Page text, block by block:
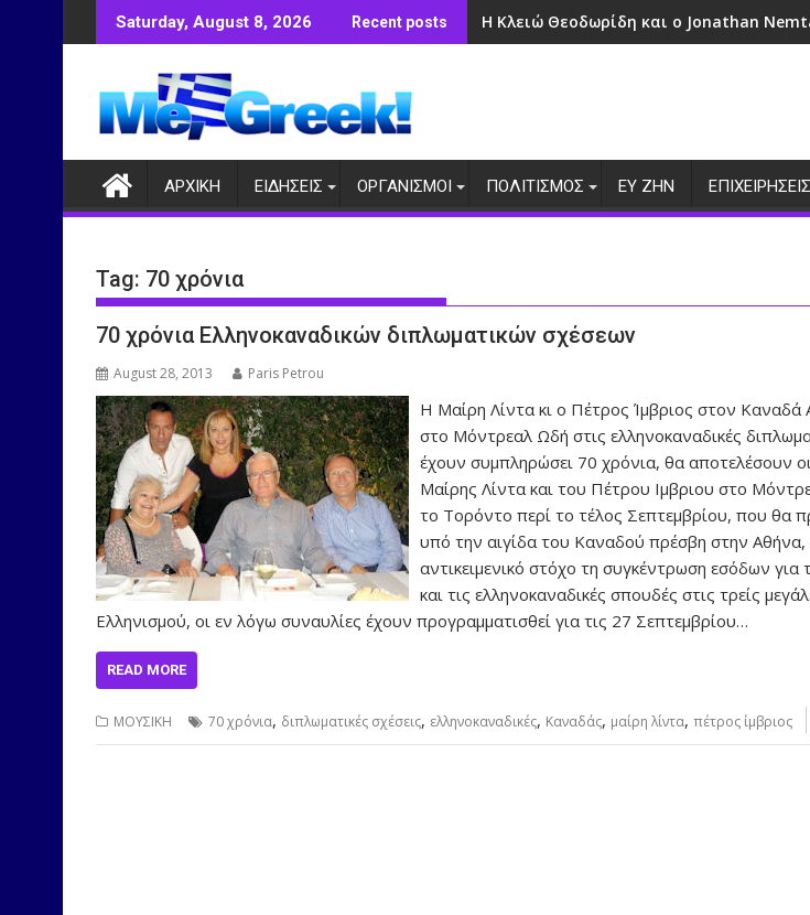
to
Saturday, August 8, 2026 Recent posts Η Κλειώ Θεοδωρίδη και ο Jonathan
ΑΡΧΙΚΗ ΕΙΔΗΣΕΙΣ ΟΡΓΑΝΙΣΜΟΙ ΠΟΛΙΤΙΣΜΟΣ ΕΥ ΖΗΝ ΕΠΙΧΕΙΡΗΣΕΙΣ
Tag: 70 χρόνια
70 χρόνια Ελληνοκαναδικών διπλωματικών σχέσεων
August 28, 2013 Paris Petrou
Η Μαίρη Λίντα κι ο Πέτρος Ίμβριος στον Καναδά
στο Μόντρεαλ Ωδή στις ελληνοκαναδικές
έχουν συμπληρώσει 70 χρόνια, θα αποτελέσουν
Μαίρης Λίντα και του Πέτρου Ιμβριου στο
το Τορόντο περί το τέλος Σεπτεμβρίου, που θα
υπό την αιγίδα του Καναδού πρέσβη στην
αντικειμενικό στόχο τη συγκέντρωση εσόδων για
και τις ελληνοκαναδικές σπουδές στις τρείς
Ελληνισμού, οι εν λόγω συναυλίες έχουν προγραμματισθεί για τις 27 Σεπτεμβρίου…
READ MORE
ΜΟΥΣΙΚΗ 70 χρόνια, διπλωματικές σχέσεις, ελληνοκαναδικές, Καναδάς, μαίρη λίντα, πέτρος ίμβριος